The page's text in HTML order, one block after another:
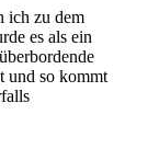
ich zu dem
es als ein
und so kommt